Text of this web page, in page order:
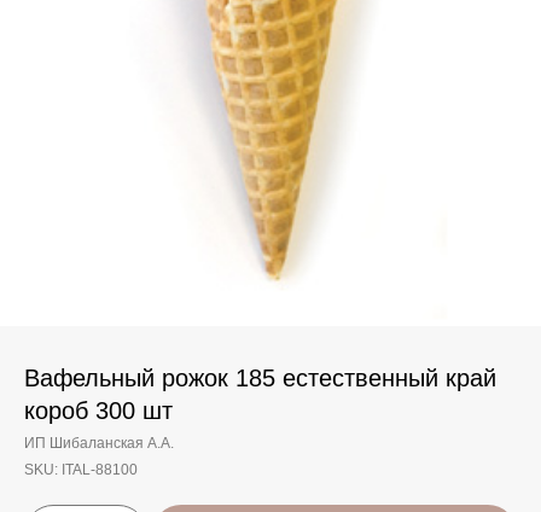
Вафельный рожок 185 естественный край
короб 300 шт
ИП Шибаланская А.А.
SKU: ITAL-88100